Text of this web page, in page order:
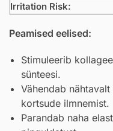
Irritation Risk:
Peamised eelised:
Stimuleerib
sünteesi.
Vähendab
kortsude ilmnemist.
Parandab naha